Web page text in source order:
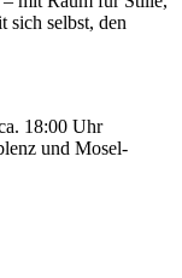
sich selbst, den
18:00 Uhr
und Mosel-